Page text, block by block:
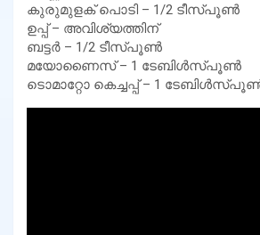
കുരുമുളക് പൊടി – 1/2 ടീസ്പൂൺ
ഉപ്പ് – അവിശ്യത്തിന്
ബട്ടർ – 1/2 ടീസ്പൂൺ
മയോണൈസ്‌ – 1 ടേബിൾസ്പൂൺ
ടൊമാറ്റോ കെച്ചപ്പ് – 1